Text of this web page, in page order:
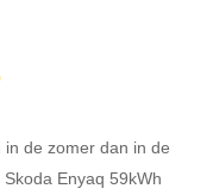
de zomer dan in de
Enyaq 59kWh